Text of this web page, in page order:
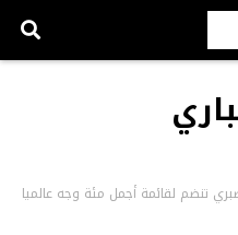
تنضم لقائمة أجمل مئة وجه عالميا